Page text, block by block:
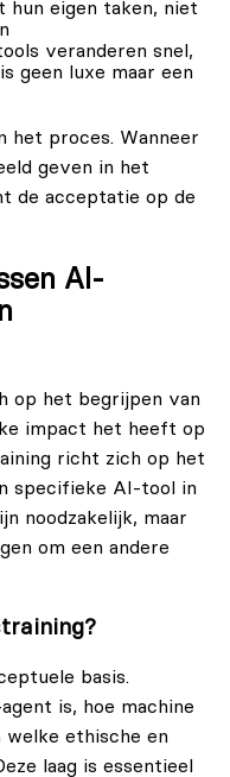
hun eigen taken, niet
veranderen snel,
geen luxe maar een
het proces. Wanneer
geven in het
de acceptatie op de
AI-
op het begrijpen van
impact het heeft op
richt zich op het
specifieke AI-tool in
noodzakelijk, maar
om een andere
basis.
is, hoe machine
ethische en
laag is essentieel